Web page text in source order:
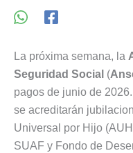
La próxima semana, la
Seguridad Social (
pagos de junio de
se acreditarán
Universal por Hijo
SUAF y Fondo de